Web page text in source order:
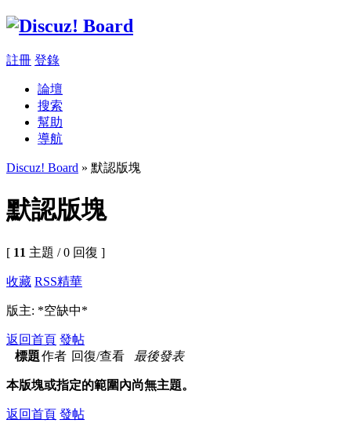
註冊 登錄
論壇
搜索
幫助
導航
Discuz! Board » 默認版塊
默認版塊
[ 11 主題 / 0 回復 ]
收藏 RSS精華
版主: *空缺中*
返回首頁 發帖
標題作者 回復/查看 最後發表
本版塊或指定的範圍內尚無主題。
返回首頁 發帖